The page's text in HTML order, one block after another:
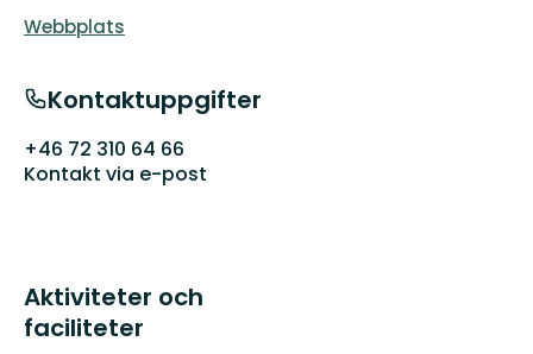
Webbplats
Kontaktuppgifter
+46 72 310 64 66
Kontakt via e-post
Aktiviteter och
faciliteter